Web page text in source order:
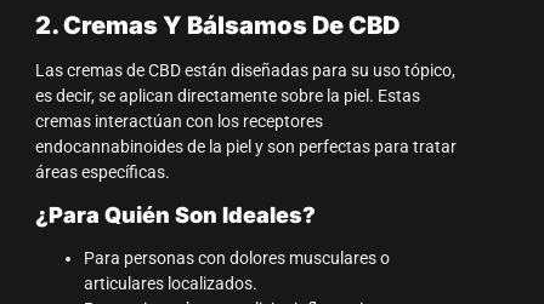
2. Cremas Y Bálsamos De CBD
Las cremas de CBD están diseñadas para su uso tópico,
es decir, se aplican directamente sobre la piel. Estas
cremas interactúan con los receptores
endocannabinoides de la piel y son perfectas para tratar
áreas específicas.
¿Para Quién Son Ideales?
Para personas con dolores musculares o
articulares localizados.